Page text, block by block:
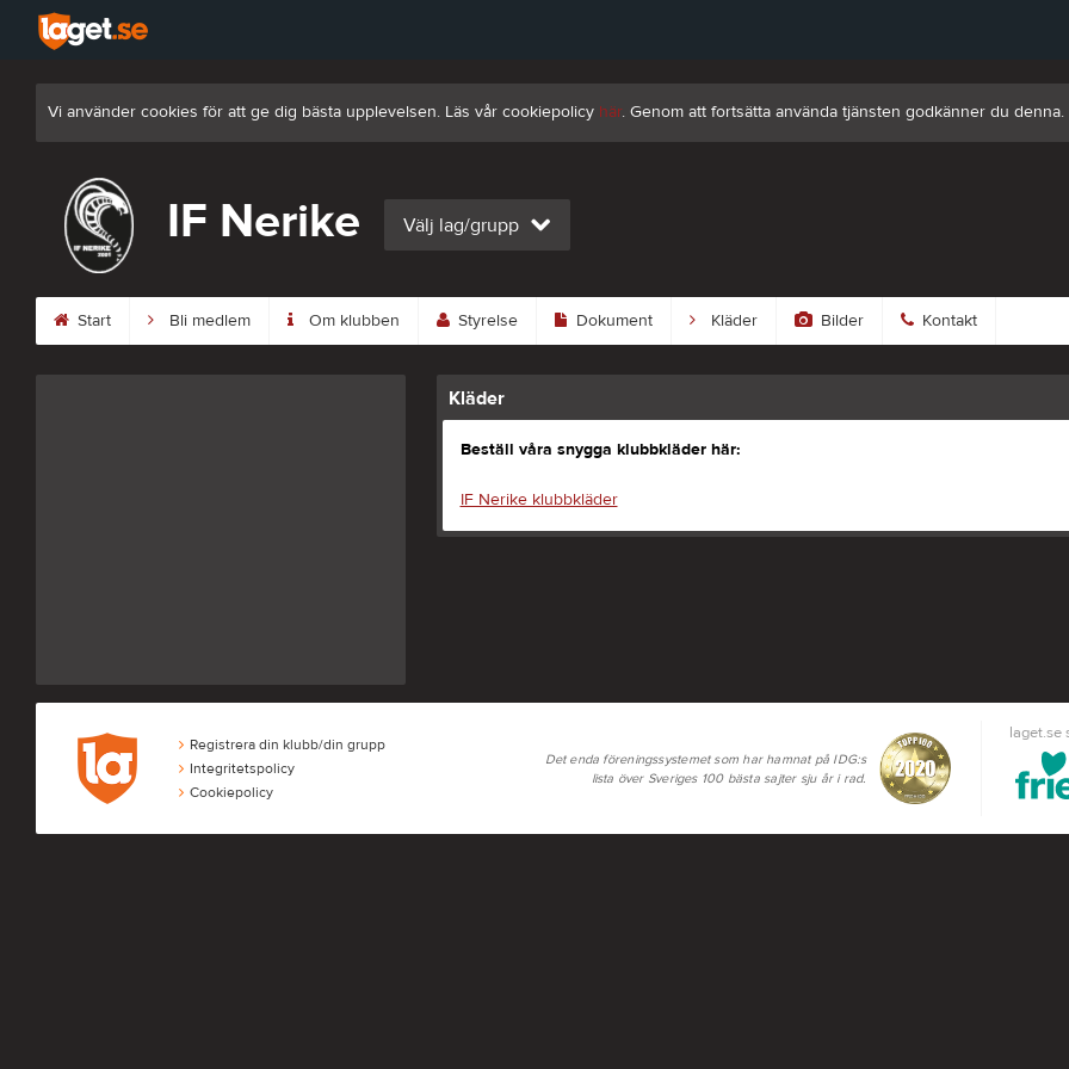
Vi använder cookies för att ge dig bästa upplevelsen. Läs vår cookiepolicy här. Genom att fortsätta använda tjänsten godkänner du denna.
IF Nerike Välj lag/grupp
Start Bli medlem Om klubben Styrelse Dokument Kläder Bilder Kontakt
Kläder
Beställ våra snygga klubbkläder här:
IF Nerike klubbkläder
Registrera din klubb/din grupp
Integritetspolicy
Cookiepolicy
laget.se
Det enda föreningssystemet som har hamnat på IDG:s
lista över Sveriges 100 bästa sajter sju år i rad.